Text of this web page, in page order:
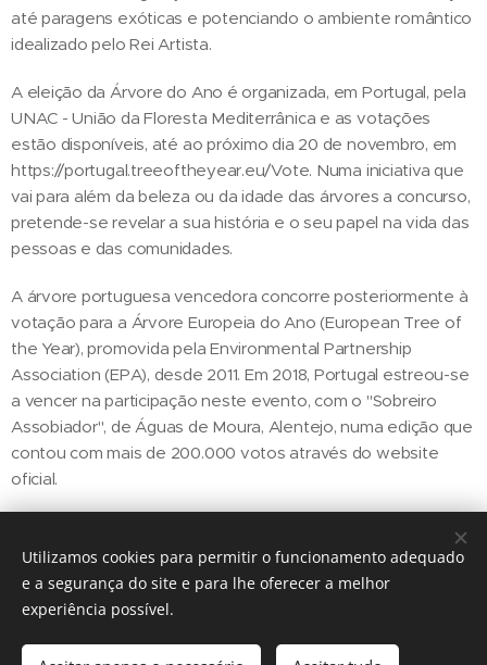
até paragens exóticas e potenciando o ambiente romântico
idealizado pelo Rei Artista.
A eleição da Árvore do Ano é organizada, em Portugal, pela
UNAC - União da Floresta Mediterrânica e as votações
estão disponíveis, até ao próximo dia 20 de novembro, em
https://portugal.treeoftheyear.eu/Vote. Numa iniciativa que
vai para além da beleza ou da idade das árvores a concurso,
pretende-se revelar a sua história e o seu papel na vida das
pessoas e das comunidades.
A árvore portuguesa vencedora concorre posteriormente à
votação para a Árvore Europeia do Ano (European Tree of
the Year), promovida pela Environmental Partnership
Association (EPA), desde 2011. Em 2018, Portugal estreou-se
a vencer na participação neste evento, com o "Sobreiro
Assobiador", de Águas de Moura, Alentejo, numa edição que
contou com mais de 200.000 votos através do website
oficial.
Share
Utilizamos cookies para permitir o funcionamento adequado
e a segurança do site e para lhe oferecer a melhor
experiência possível.